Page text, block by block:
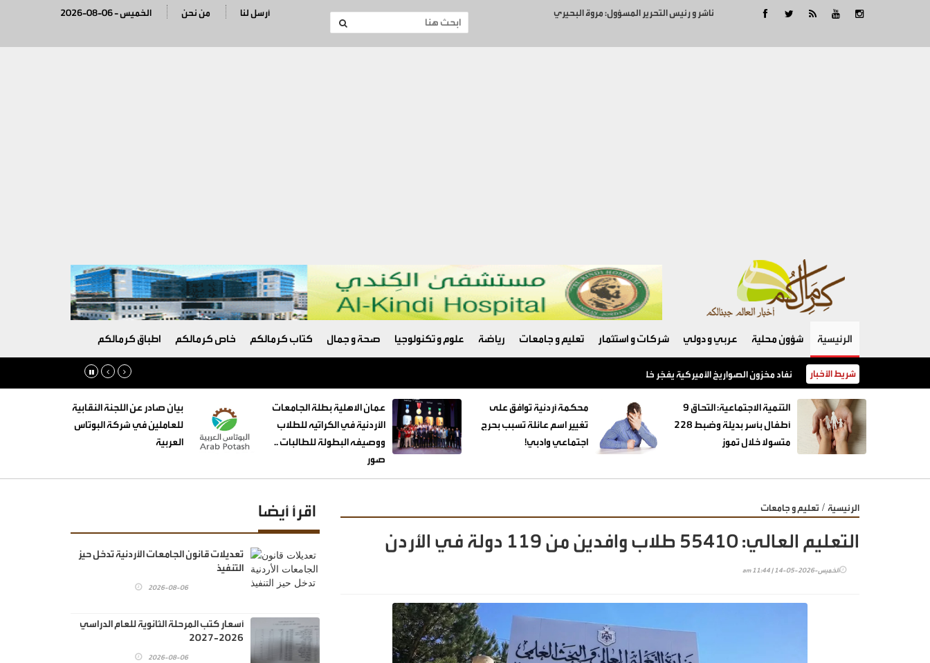
ناشر و رئيس التحرير المسؤول: مروة البحيري 2026-08-06 - الخميس من نحن أرسل لنا
الرئيسية شؤون محلية عربي و دولي شركات و استثمار تعليم و جامعات رياضة علوم و تكنولوجيا صحة و جمال كتاب كرمالكم خاص كرمالكم اطباق كرمالكم
شريط الأخبار نفاد مخزون الصواريخ الأميركية يفجّر خلافًا بين ترامب والبنتاغون
‏التنمية الاجتماعية: التحاق 9
أطفال بأسر بديلة وضبط 228
متسولا خلال تموز
محكمة أردنية توافق على
تغيير اسم عائلة تسبب بحرج
اجتماعي وادبي!
عمان الاهلية بطلة الجامعات
الأردنية في الكراتيه للطلاب
ووصيفه البطولة للطالبات ..
صور
بيان صادر عن اللجنة النقابية
للعاملين في شركة البوتاس
العربية
الرئيسية / تعليم و جامعات
التعليم العالي: 55410 طلاب وافدين من 119 دولة في الأردن
الخميس-2026-05-14 | 11:44 am
اقرأ أيضا
تعديلات قانون الجامعات الأردنية تدخل حيز
التنفيذ
2026-08-06
أسعار كتب المرحلة الثانوية للعام الدراسي
2026-2027
2026-08-06